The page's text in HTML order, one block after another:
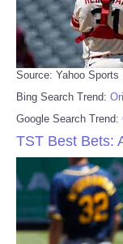
Source: Yahoo Sports
Bing Search Trend:
Google Search Trend:
TST Best Bets: